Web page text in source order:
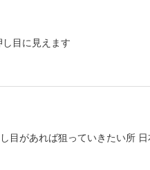
目に見えます
目があれば狙っていきたい所 日